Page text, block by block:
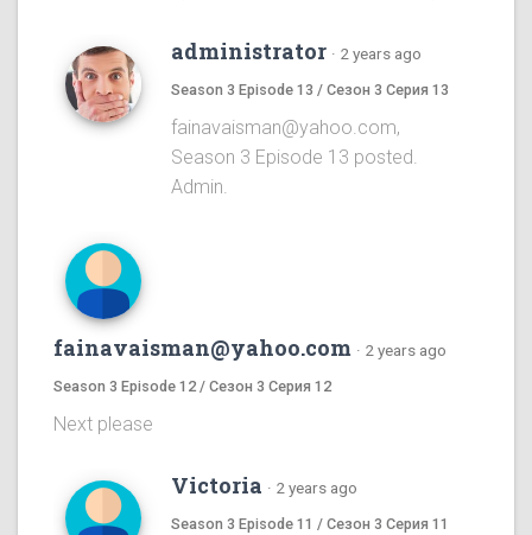
administrator · 2 years ago
Season 3 Episode 13 / Сезон 3 Серия 13
fainavaisman@yahoo.com,
Season 3 Episode 13 posted.
Admin.
fainavaisman@yahoo.com · 2 years ago
Season 3 Episode 12 / Сезон 3 Серия 12
Next please
Victoria · 2 years ago
Season 3 Episode 11 / Сезон 3 Серия 11